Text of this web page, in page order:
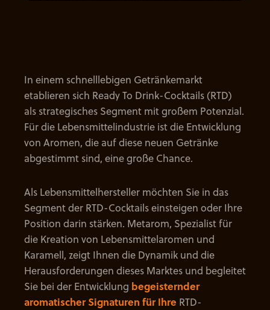
In einem schnelllebigen Getränkemarkt
etablieren sich Ready To Drink-Cocktails (RTD)
als strategisches Segment mit großem Potenzial.
Für die Lebensmittelindustrie ist die Entwicklung
von Aromen, die auf diese neuen Getränke
abgestimmt sind, eine große Chance.
Als Lebensmittelhersteller möchten Sie in das
Segment der RTD-Cocktails einsteigen oder Ihre
Position darin stärken. Metarom, Spezialist für
die Kreation von Lebensmittelaromen und
Karamell, zeigt Ihnen die Dynamik und die
Herausforderungen dieses Marktes und begleitet
Sie bei der Entwicklung begeisternder
aromatischer Signaturen für Ihre RTD-